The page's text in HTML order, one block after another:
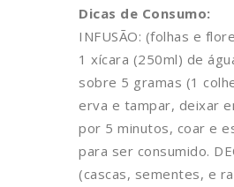
Dicas de Consumo:
INFUSÃO: (folhas e
1 xícara (250ml) de
sobre 5 gramas (1
erva e tampar, deixar
por 5 minutos, coar e
para ser consumido.
(cascas, sementes, e